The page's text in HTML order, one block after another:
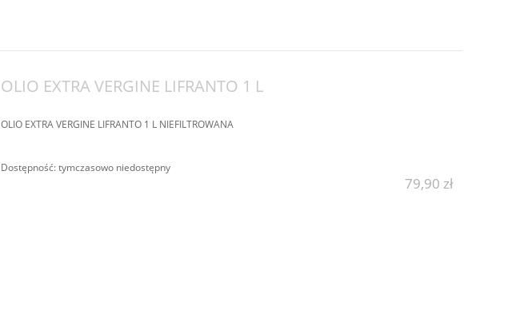
OLIO EXTRA VERGINE LIFRANTO 1 L
OLIO EXTRA VERGINE LIFRANTO 1 L NIEFILTROWANA
Dostępność:tymczasowo niedostępny
79,90 zł